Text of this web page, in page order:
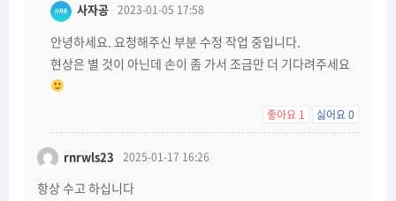
사자공 2023-01-05 17:58
안녕하세요. 요청해주신 부분 수정 작업 중입니다.
현상은 별 것이 아닌데 손이 좀 가서 조금만 더 기다려주세요
좋아요 1 싫어요0
rnrwls23 2025-01-17 16:26
항상 수고 하십니다